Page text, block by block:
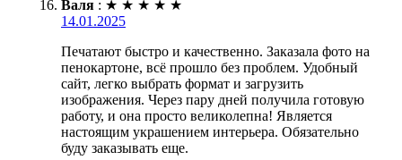
Валя : ★ ★ ★ ★ ★
14.01.2025
Печатают быстро и качественно. Заказала фото на
пенокартоне, всё прошло без проблем. Удобный
сайт, легко выбрать формат и загрузить
изображения. Через пару дней получила готовую
работу, и она просто великолепна! Является
настоящим украшением интерьера. Обязательно
буду заказывать еще.